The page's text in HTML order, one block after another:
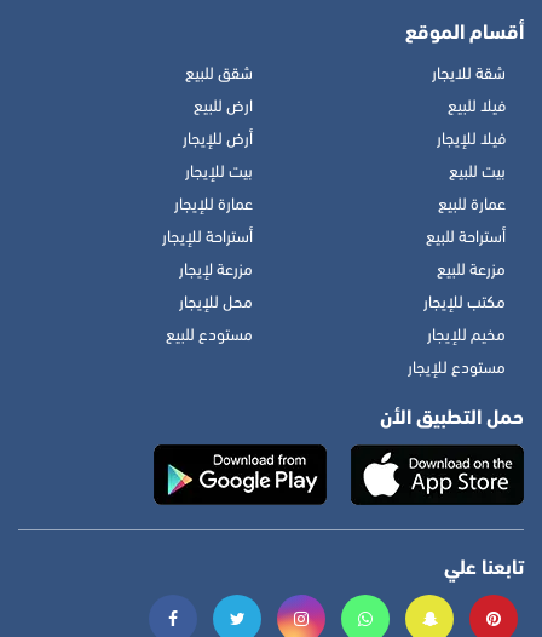
أقسام الموقع
شقة للايجار
شقق للبيع
فيلا للبيع
ارض للبيع
فيلا للإيجار
أرض للإيجار
بيت للبيع
بيت للإيجار
عمارة للبيع
عمارة للإيجار
أستراحة للبيع
أستراحة للإيجار
مزرعة للبيع
مزرعة لإيجار
مكتب للإيجار
محل للإيجار
مخيم للإيجار
مستودع للبيع
مستودع للإيجار
حمل التطبيق الأن
تابعنا علي